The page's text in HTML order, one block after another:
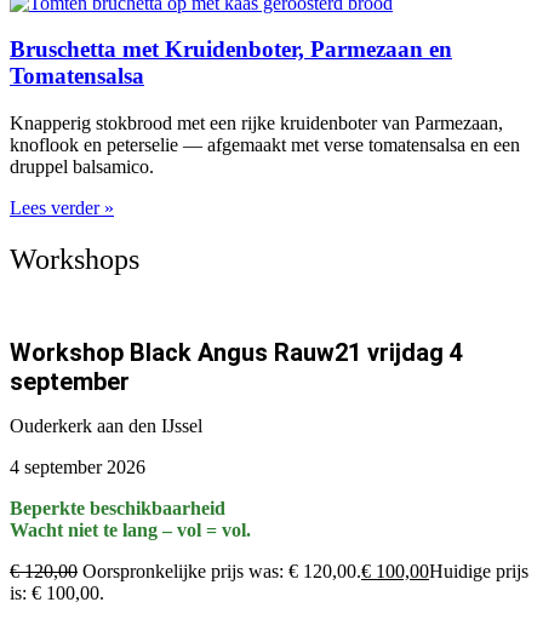
Bruschetta met Kruidenboter, Parmezaan en
Tomatensalsa
Knapperig stokbrood met een rijke kruidenboter van Parmezaan,
knoflook en peterselie — afgemaakt met verse tomatensalsa en een
druppel balsamico.
Lees verder »
Workshops
Workshop Black Angus Rauw21 vrijdag 4
september
Ouderkerk aan den IJssel
4 september 2026
Beperkte beschikbaarheid
Wacht niet te lang – vol = vol.
€120,00 Oorspronkelijke prijs was: € 120,00.€ 100,00Huidige prijs
is: € 100,00.